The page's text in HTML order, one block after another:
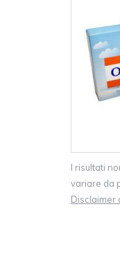
I risultati
variare da
Disclaimer